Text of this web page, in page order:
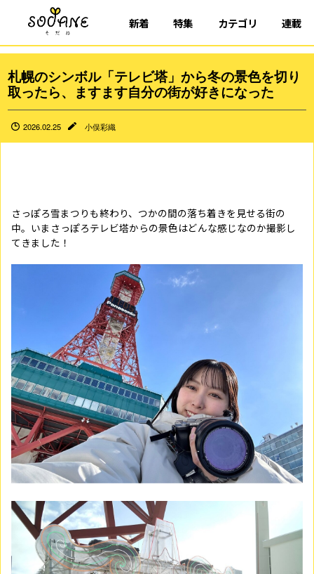
新着 特集 カテゴリ 連載
札幌のシンボル「テレビ塔」から冬の景色を切り
取ったら、ますます自分の街が好きになった
2026.02.25 小俣彩織
さっぽろ雪まつりも終わり、つかの間の落ち着きを見せる街の
中。いまさっぽろテレビ塔からの景色はどんな感じなのか撮影し
てきました！